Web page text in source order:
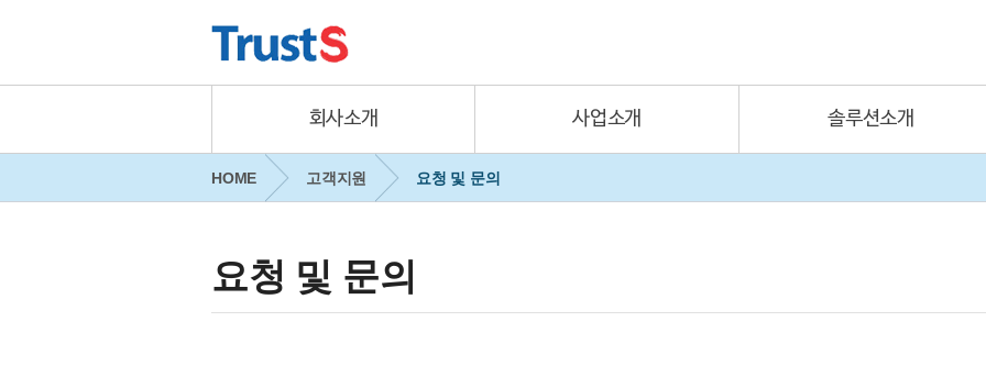
회사소개 사업소개 솔루션소개
HOME 고객지원 요청 및 문의
요청 및 문의